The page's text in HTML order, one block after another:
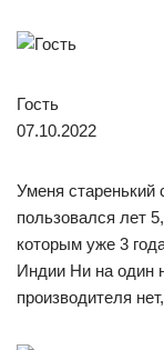
Гость
07.10.2022
Уменя старенький
пользовался лет
которым уже 3
Индии Ни на один
производителя